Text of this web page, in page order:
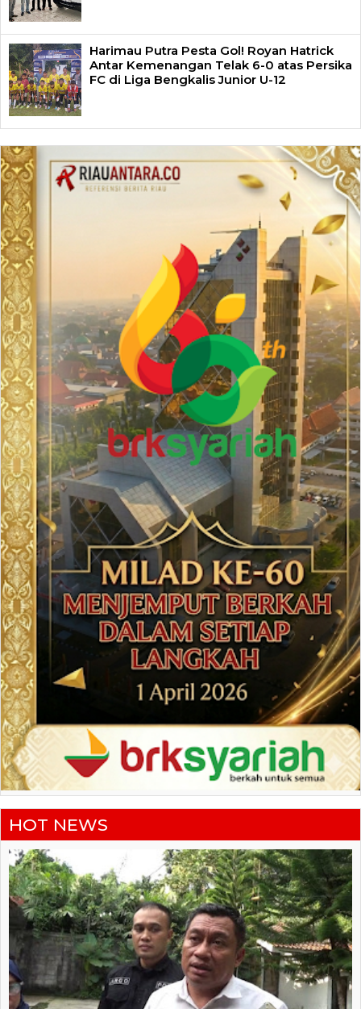
Harimau Putra Pesta Gol! Royan Hatrick
Antar Kemenangan Telak 6-0 atas Persika
FC di Liga Bengkalis Junior U-12
HOT NEWS